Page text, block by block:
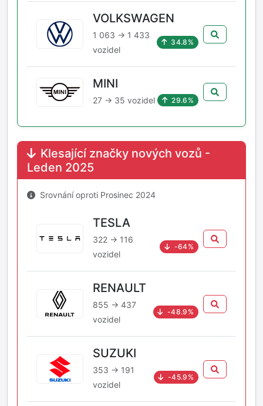
VOLKSWAGEN
1 063 → 1 433
vozidel
34.8%
MINI
27 → 35 vozidel 29.6%
Klesající značky nových vozů -
Leden 2025
Srovnání oproti Prosinec 2024
TESLA
322 → 116
vozidel
-64%
RENAULT
855 → 437
vozidel
-48.9%
SUZUKI
353 → 191
vozidel
-45.9%